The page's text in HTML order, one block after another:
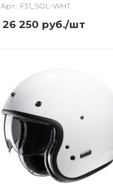
Арт.: F31_SOL-WHT
26 250 руб./шт